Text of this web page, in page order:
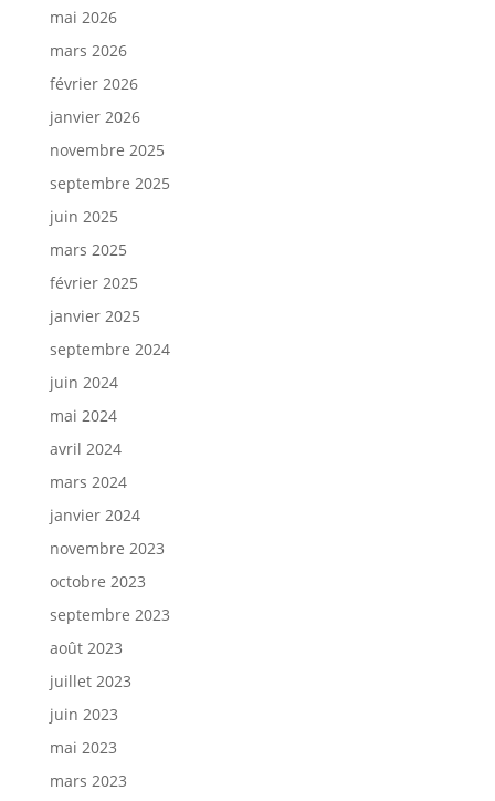
mai 2026
mars 2026
février 2026
janvier 2026
novembre 2025
septembre 2025
juin 2025
mars 2025
février 2025
janvier 2025
septembre 2024
juin 2024
mai 2024
avril 2024
mars 2024
janvier 2024
novembre 2023
octobre 2023
septembre 2023
août 2023
juillet 2023
juin 2023
mai 2023
mars 2023